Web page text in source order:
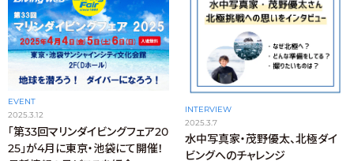
EVENT
2025.3.12
「第33回マリンダイビングフェア20
25」が4月に東京・池袋にて開催！
INTERVIEW
2025.3.7
水中写真家・茂野優太、北極ダイ
ビングへのチャレンジ